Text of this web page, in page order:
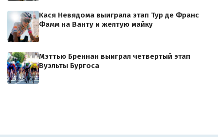
Кася Невядома выиграла этап Тур де Франс
Фамм на Ванту и желтую майку
Мэттью Бреннан выиграл четвертый этап
Вуэльты Бургоса